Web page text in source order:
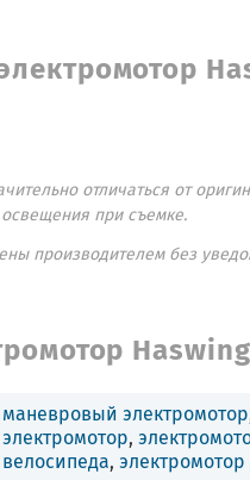
отличаться от
при съемке.
производителем без
маневровый электромотор
электромотор,
велосипеда,